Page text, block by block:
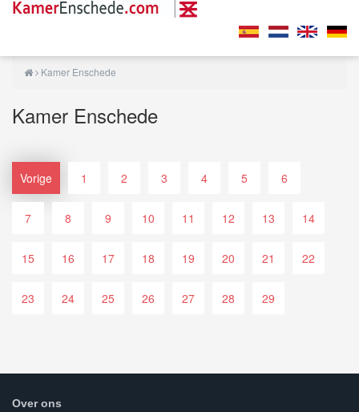
Kamer Enschede
Kamer Enschede
Vorige 1 2 3 4 5 6
7 8 9 10 11 12 13 14
15 16 17 18 19 20 21 22
23 24 25 26 27 28 29
Over ons